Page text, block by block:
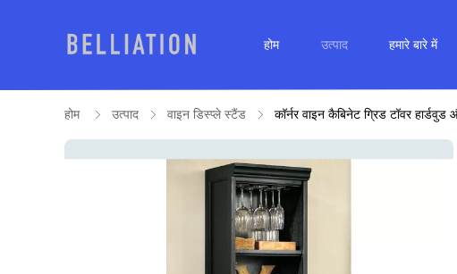
होम उत्पाद हमारे बारे में
होम उत्पाद वाइन डिस्प्ले स्टैंड कॉर्नर वाइन कैबिनेट ग्रिड टॉवर